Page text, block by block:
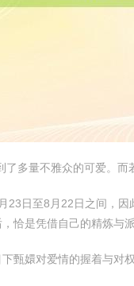
多量不雅众的可爱。
23日至8月22日之间，
恰是凭借自己的精炼与派
甄嬛对爱情的握着与对